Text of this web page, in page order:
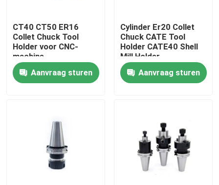
Fabrieksreis
Kwaliteitscontrole
BT-Hulpmiddelhouder
CT40 CT50 ER16
Collet Chuck Tool
Holder voor CNC-
machine
Aanvraag sturen
Cylinder Er20 Collet
Chuck CATE Tool
Holder CATE40 Shell
Mill Holder
Aanvraag sturen